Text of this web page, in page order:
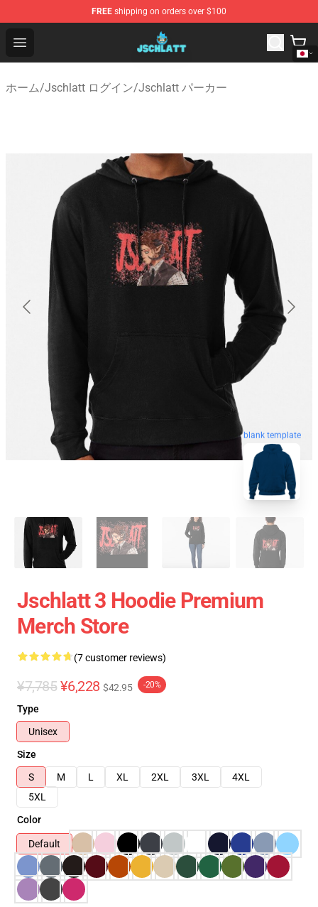
FREE shipping on orders over $100
Open menu
Jschlatt Store - Official Jschlatt Merchandise Shop
ホーム/Jschlatt ログイン/Jschlatt パーカー
blank template
Jschlatt 3 Hoodie Premium
Merch Store
(7 customer reviews)
¥7,785 ¥6,228 $42.95 -20%
Type
Unisex
Size
S
M L XL 2XL 3XL
4XL
5XL
Color
Default